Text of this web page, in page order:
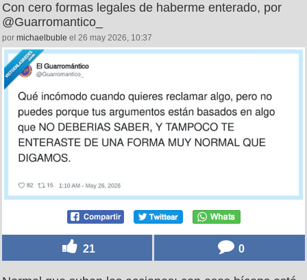
Con cero formas legales de haberme enterado, por
@Guarromantico_
por michaelbuble el 26 may 2026, 10:37
21 0